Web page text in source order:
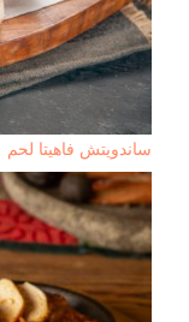
ساندويتش فاهيتا لحم